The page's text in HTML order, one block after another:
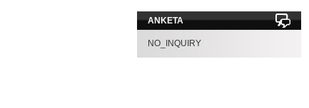
ANKETA
NO_INQUIRY